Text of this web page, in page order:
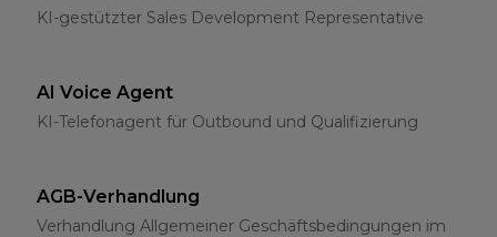
KI-gestützter Sales Development Representative
AI Voice Agent
KI-Telefonagent für Outbound und Qualifizierung
AGB-Verhandlung
Verhandlung Allgemeiner Geschäftsbedingungen im